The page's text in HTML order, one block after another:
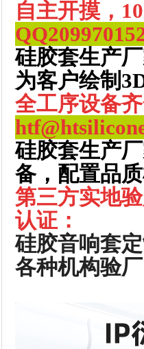
自主开摸，
QQ
硅胶套生产
为客户绘制
全工序设备
硅胶套生产
备，配置品
第三方实地
认证：
硅胶音响套
各种机构验